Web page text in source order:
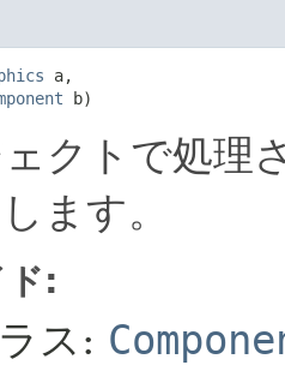
a,
b)
クトで処理
ます。
ド:
ス: